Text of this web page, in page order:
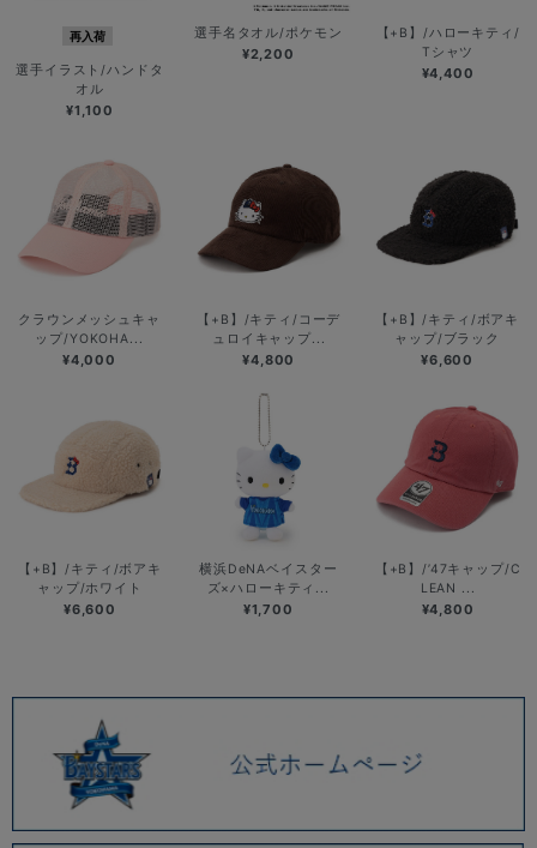
再入荷
選手イラスト/ハンドタ
オル
¥1,100
選手名タオル/ポケモン
¥2,200
【+B】/ハローキティ/
Tシャツ
¥4,400
クラウンメッシュキャ
ップ/YOKOHA...
¥4,000
【+B】/キティ/コーデ
ュロイキャップ...
¥4,800
【+B】/キティ/ボアキ
ャップ/ブラック
¥6,600
【+B】/キティ/ボアキ
ャップ/ホワイト
¥6,600
横浜DeNAベイスター
ズ×ハローキティ...
¥1,700
【+B】/’47キャップ/C
LEAN ...
¥4,800